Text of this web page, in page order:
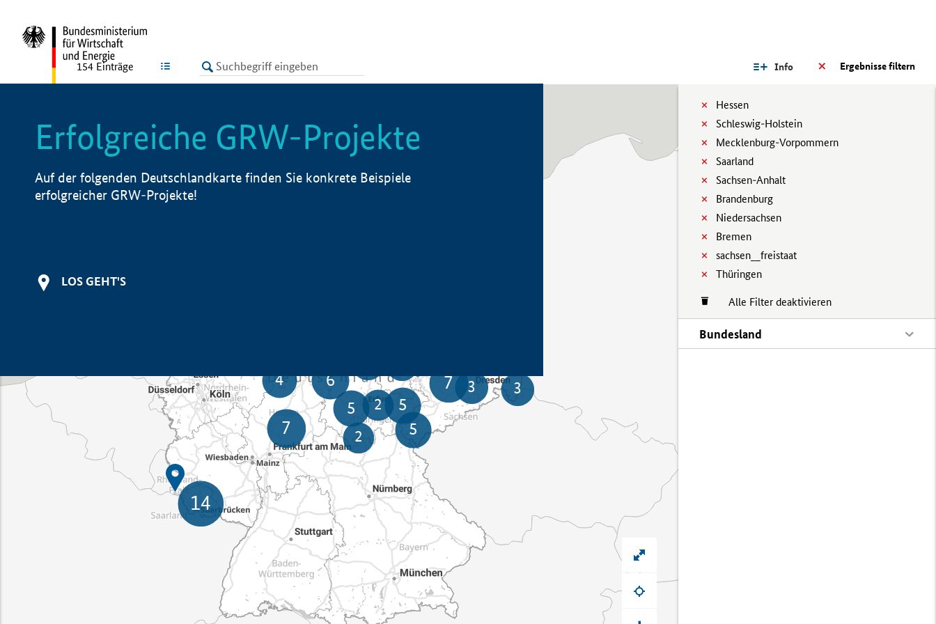
LISTE Ergebnisse filtern
Info
Hessen
Schleswig-Holstein
Mecklenburg-Vorpommern
Saarland
Sachsen-Anhalt
Brandenburg
Niedersachsen
Bremen
sachsen__freistaat
Thüringen
Alle Filter deaktivieren
Bundesland
154 Einträge
Erfolgreiche GRW-Projekte
Auf der folgenden Deutschlandkarte finden Sie konkrete Beispiele
erfolgreicher GRW-Projekte!
LOS GEHT'S